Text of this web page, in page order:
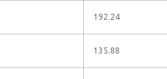
192.24
135.88